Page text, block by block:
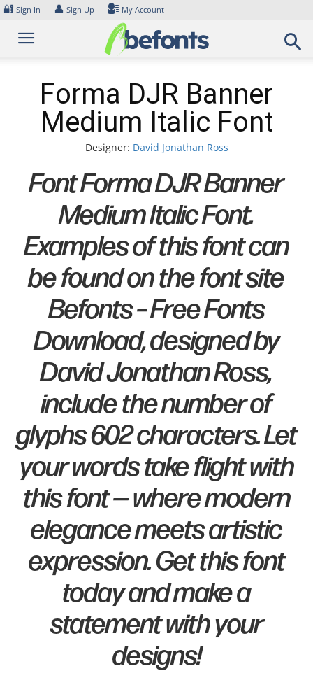
Skip
content
🔐 Sign In 👤 Sign Up My Account
Forma DJR Banner
Medium Italic Font
Designer: David Jonathan Ross
Font Forma DJR Banner
Medium Italic Font.
Examples of this font can
be found on the font site
Befonts – Free Fonts
Download, designed by
David Jonathan Ross,
include the number of
glyphs 602 characters. Let
your words take flight with
this font — where modern
elegance meets artistic
expression. Get this font
today and make a
statement with your
designs!